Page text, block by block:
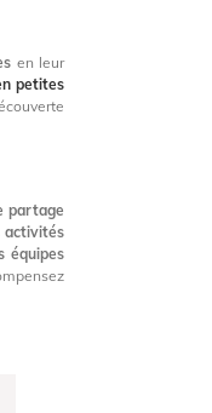
en leur
petites
partage
activités
équipes